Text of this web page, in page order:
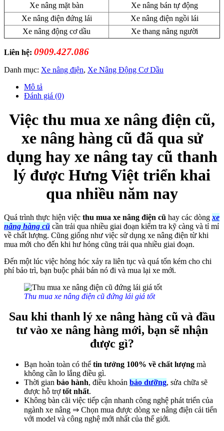
Xe nâng mặt bàn
Xe nâng bán tự động
Xe nâng điện đứng lái
Xe nâng điện ngồi lái
Xe nâng động cơ dầu
Xe thang nâng người
Liên hệ: 0909.427.086
Danh mục: Xe nâng điện, Xe Nâng Động Cơ Dầu
Mô tả
Đánh giá (0)
Việc thu mua xe nâng điện cũ,
xe nâng hàng cũ đã qua sử
dụng hay xe nâng tay cũ thanh
lý được Hưng Việt triển khai
qua nhiều năm nay
Quá trình thực hiện việc thu mua xe nâng điện cũ hay các dòng xe
nâng hàng cũ cần trải qua nhiều giai đoạn kiểm tra kỹ càng và tỉ mỉ
về chất lượng. Cũng giống như việc sử dụng xe nâng điện từ khi
mua mới cho đến khi hư hỏng cũng trải qua nhiều giai đoạn.
Đến một lúc việc hỏng hóc xảy ra liên tục và quá tốn kém cho chi
phí bảo trì, bạn buộc phải bán nó đi và mua lại xe mới.
Thu mua xe nâng điện cũ đứng lái giá tốt
Sau khi thanh lý xe nâng hàng cũ và đầu
tư vào xe nâng hàng mới, bạn sẽ nhận
được gì?
Bạn hoàn toàn có thể tin tưởng 100% về chất lượng mà
không cần lo lắng điều gì.
Thời gian bảo hành, điều khoản bảo dưỡng, sửa chữa sẽ
được hỗ trợtốt nhất.
Không bàn cãi việc tiếp cận nhanh công nghệ phát triển của
ngành xe nâng ⇒ Chọn mua được dòng xe nâng điện cải tiến
với model và công nghệ mới nhất của thế giới.